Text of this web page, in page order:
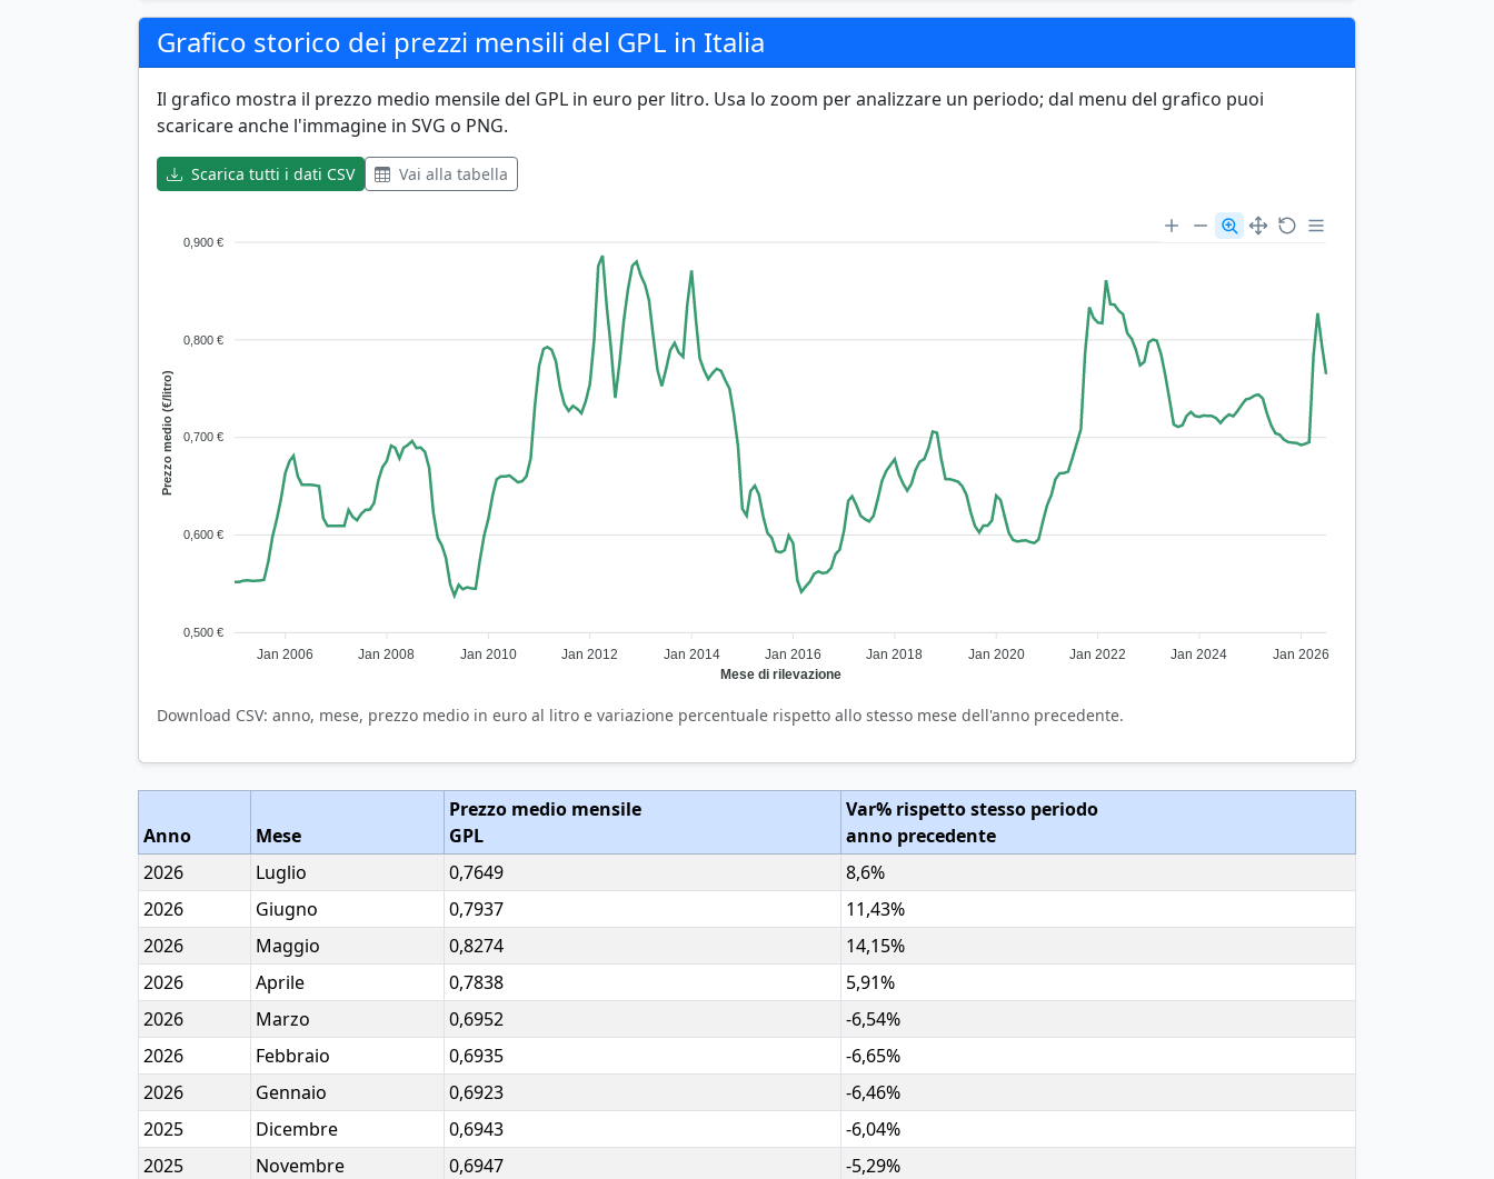
Grafico storico dei prezzi mensili del GPL in Italia
Il grafico mostra il prezzo medio mensile del GPL in euro per litro. Usa lo zoom per analizzare un periodo; dal menu del grafico puoi
scaricare anche l'immagine in SVG o PNG.
Scarica tutti i dati CSV Vai alla tabella
0,900 €
0,800 €
0,700 €
0,600 €
0,500 €
Prezzo medio (€/litro)
Jan 2006 Jan 2008 Jan 2010 Jan 2012 Jan 2014 Jan 2016 Jan 2018 Jan 2020 Jan 2022 Jan 2024 Jan 2026
Mese di rilevazione
Download CSV: anno, mese, prezzo medio in euro al litro e variazione percentuale rispetto allo stesso mese dell'anno precedente.
Anno Mese
Prezzo medio mensile
GPL
Var% rispetto stesso periodo
anno precedente
2026
Luglio 0,7649
8,6%
2026
Giugno 0,7937
11,43%
2026
Maggio 0,8274
14,15%
2026
Aprile 0,7838
5,91%
2026
Marzo 0,6952
-6,54%
2026
Febbraio 0,6935
-6,65%
2026
Gennaio 0,6923
-6,46%
2025
Dicembre 0,6943
-6,04%
2025
Novembre 0,6947
-5,29%